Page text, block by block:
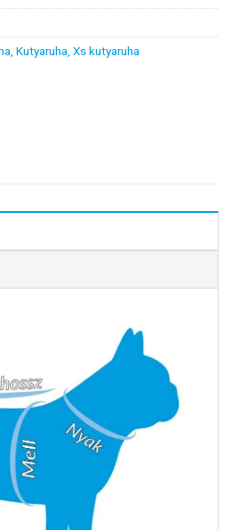
, Kutyaruha, Xs kutyaruha